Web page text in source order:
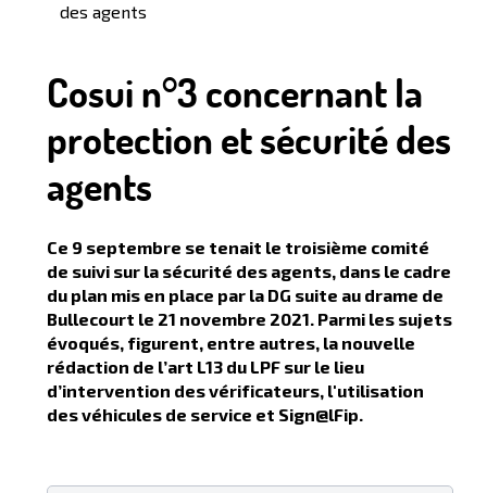
des agents
Cosui n°3 concernant la
protection et sécurité des
agents
Ce 9 septembre se tenait le troisième comité
de suivi sur la sécurité des agents, dans le cadre
du plan mis en place par la DG suite au drame de
Bullecourt le 21 novembre 2021. Parmi les sujets
évoqués, figurent, entre autres, la nouvelle
rédaction de l’art L13 du LPF sur le lieu
d’intervention des vérificateurs, l'utilisation
des véhicules de service et Sign@lFip.